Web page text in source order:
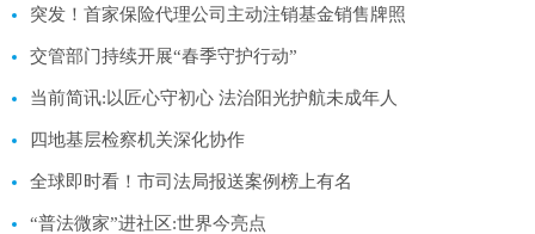
突发！首家保险代理公司主动注销基金销售牌照
交管部门持续开展“春季守护行动”
当前简讯:以匠心守初心 法治阳光护航未成年人
四地基层检察机关深化协作
全球即时看！市司法局报送案例榜上有名
“普法微家”进社区:世界今亮点